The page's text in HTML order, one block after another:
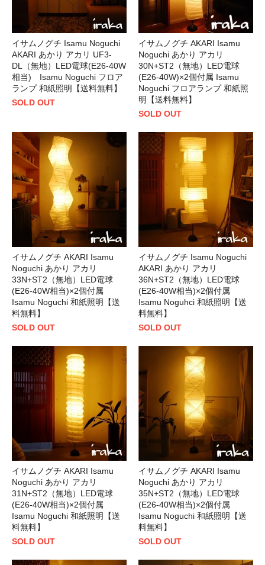
イサムノグチ Isamu Noguchi
AKARI あかり アカリ UF3-
DL（無地）LED電球(E26-40W
相当) Isamu Noguchi フロア
ランプ 和紙照明【送料無料】
SOLD OUT
イサムノグチ AKARI Isamu
Noguchi あかり アカリ
30N+ST2（無地）LED電球
(E26-40W)×2個付属 Isamu
Noguchi フロアランプ 和紙照
明【送料無料】
SOLD OUT
イサムノグチ AKARI Isamu
Noguchi あかり アカリ
33N+ST2（無地）LED電球
(E26-40W相当)×2個付属
Isamu Noguchi 和紙照明【送
料無料】
SOLD OUT
イサムノグチ Isamu Noguchi
AKARI あかり アカリ
36N+ST2（無地）LED電球
(E26-40W相当)×2個付属
Isamu Noguhci 和紙照明【送
料無料】
SOLD OUT
イサムノグチ AKARI Isamu
Noguchi あかり アカリ
31N+ST2（無地）LED電球
(E26-40W相当)×2個付属
Isamu Noguchi 和紙照明【送
料無料】
SOLD OUT
イサムノグチ AKARI Isamu
Noguchi あかり アカリ
35N+ST2（無地）LED電球
(E26-40W相当)×2個付属
Isamu Noguchi 和紙照明【送
料無料】
SOLD OUT